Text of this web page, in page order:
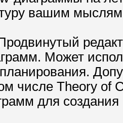
вашим
Может
планирования.
числе Theory of
для создания